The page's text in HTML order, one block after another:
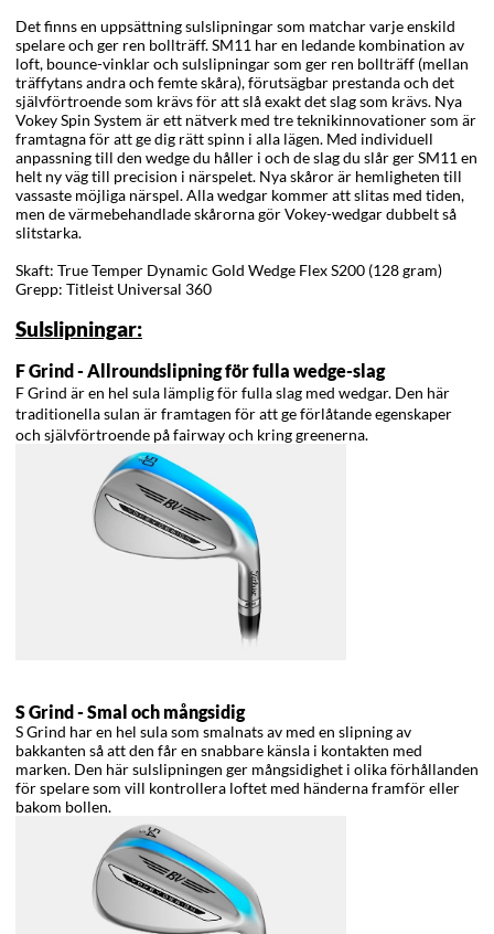
Det finns en uppsättning sulslipningar som matchar varje enskild
spelare och ger ren bollträff. SM11 har en ledande kombination av
loft, bounce-vinklar och sulslipningar som ger ren bollträff (mellan
träffytans andra och femte skåra), förutsägbar prestanda och det
självförtroende som krävs för att slå exakt det slag som krävs. Nya
Vokey Spin System är ett nätverk med tre teknikinnovationer som är
framtagna för att ge dig rätt spinn i alla lägen. Med individuell
anpassning till den wedge du håller i och de slag du slår ger SM11 en
helt ny väg till precision i närspelet. Nya skåror är hemligheten till
vassaste möjliga närspel. Alla wedgar kommer att slitas med tiden,
men de värmebehandlade skårorna gör Vokey-wedgar dubbelt så
slitstarka.
Skaft: True Temper Dynamic Gold Wedge Flex S200 (128 gram)
Grepp: Titleist Universal 360
Sulslipningar:
F Grind - Allroundslipning för fulla wedge-slag
F Grind är en hel sula lämplig för fulla slag med wedgar. Den här
traditionella sulan är framtagen för att ge förlåtande egenskaper
och självförtroende på fairway och kring greenerna.
S Grind -Smal och mångsidig
S Grind har en hel sula som smalnats av med en slipning av
bakkanten så att den får en snabbare känsla i kontakten med
marken. Den här sulslipningen ger mångsidighet i olika förhållanden
för spelare som vill kontrollera loftet med händerna framför eller
bakom bollen.